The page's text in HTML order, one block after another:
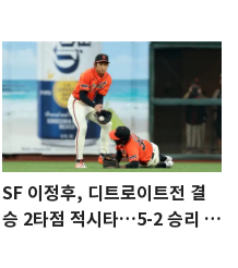
SF 이정후, 디트로이트전 결
승 2타점 적시타…5-2 승리 견